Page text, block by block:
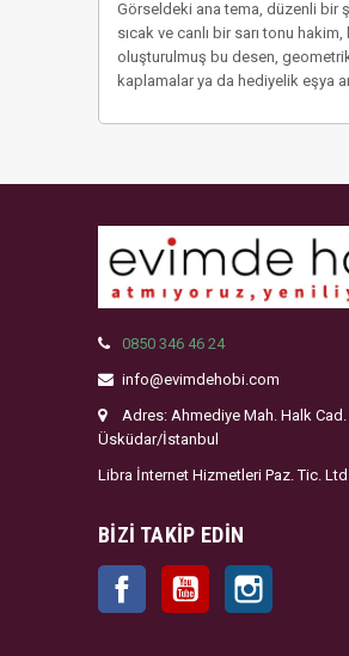
Görseldeki ana tema, düzenli bir
sıcak ve canlı bir sarı tonu
oluşturulmuş bu desen,
kaplamalar ya da hediyelik eşya
0850 346 46 24
info@evimdehobi.com
Adres: Ahmediye Mah. Halk
Üsküdar/İstanbul
Libra İnternet Hizmetleri Paz. Tic.
BIZI TAKIP EDIN
Facebook YouTube